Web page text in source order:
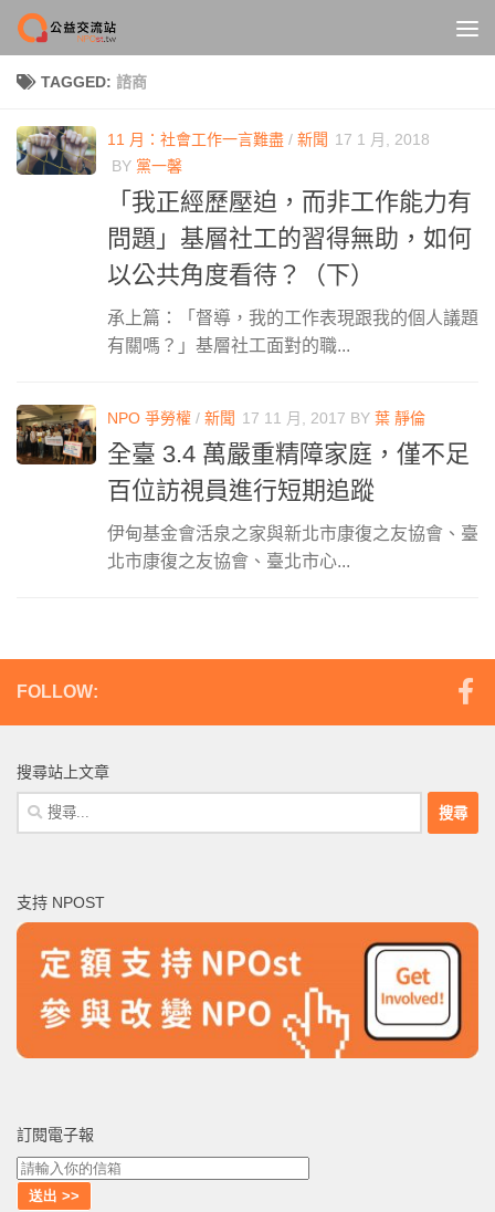
Skip to content
TAGGED: 諮商
11 月：社會工作一言難盡 / 新聞 17 1 月, 2018
BY 黨一馨
「我正經歷壓迫，而非工作能力有
問題」基層社工的習得無助，如何
以公共角度看待？（下）
承上篇：「督導，我的工作表現跟我的個人議題
有關嗎？」基層社工面對的職...
NPO 爭勞權 / 新聞 17 11 月, 2017 BY 葉 靜倫
全臺 3.4 萬嚴重精障家庭，僅不足
百位訪視員進行短期追蹤
伊甸基金會活泉之家與新北市康復之友協會、臺
北市康復之友協會、臺北市心...
FOLLOW:
搜尋站上文章
搜
尋
字:
支持 NPOST
訂閱電子報